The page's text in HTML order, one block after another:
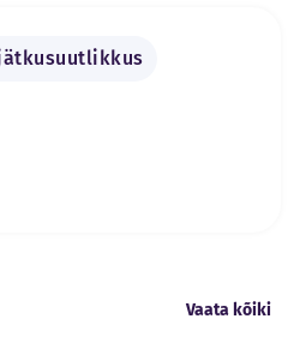
Vaata kõiki